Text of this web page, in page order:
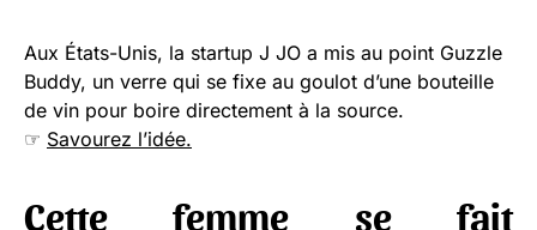
Aux États-Unis, la startup J JO a mis au point Guzzle
Buddy, un verre qui se fixe au goulot d’une bouteille
de vin pour boire directement à la source.
☞ Savourez l’idée.
Cette femme se fait